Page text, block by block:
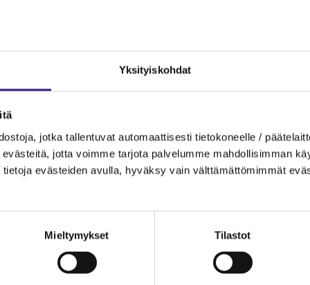
Yk­si­tyis­koh­dat
jotka tal­len­tu­vat au­to­maat­ti­ses­ti tie­to­ko­neel­le /
jotta voim­me tar­jo­ta pal­ve­lum­me mah­dol­li­sim­man
eväs­tei­den avul­la, hy­väk­sy vain vält­tä­mät­tö­mim­mät
Mieltymykset Tilastot
määrä
sekä mo­ni­va­lin­ta­teh­tä­viä mal­li­rat­kai­sui­neen.